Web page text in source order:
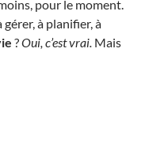
pour le moment.
à planifier, à
?Oui, c’est vrai. Mais